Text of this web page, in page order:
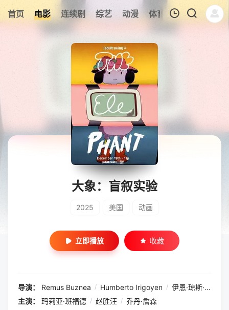
首页 电影 连续剧 综艺 动漫 体育 今日更新
150
热
我的观影记录
暂无观看影片的记录
大象：盲叙实验
2025 美国 动画
立即播放 收藏
导演： Remus Buznea / Humberto Irigoyen / 伊恩·琼斯·夸提
主演：
玛莉亚·班福德 / 赵胜汪 / 乔丹·詹森